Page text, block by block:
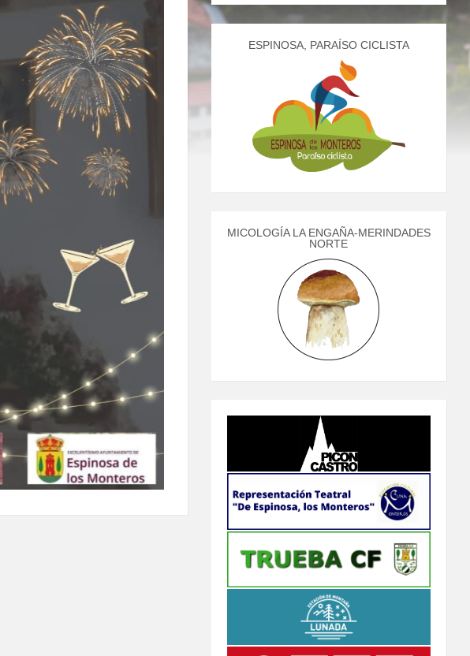
ESPINOSA, PARAÍSO CICLISTA
MICOLOGÍA LA ENGAÑA-MERINDADES
NORTE